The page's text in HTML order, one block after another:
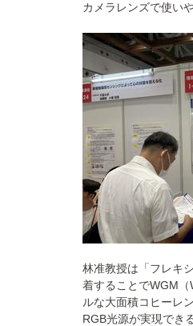
カメラレンズで使い
林准教授は「フレキ
着することでWGM
ルな大面積コヒーレ
RGB光源が実現でき